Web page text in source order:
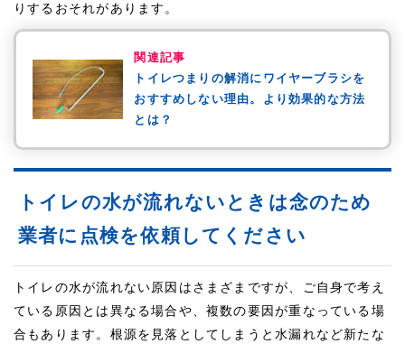
りするおそれがあります。
関連記事
トイレつまりの解消にワイヤーブラシを
おすすめしない理由。より効果的な方法
とは？
トイレの水が流れないときは念のため
業者に点検を依頼してください
トイレの水が流れない原因はさまざまですが、ご自身で考え
ている原因とは異なる場合や、複数の要因が重なっている場
合もあります。根源を見落としてしまうと水漏れなど新たな